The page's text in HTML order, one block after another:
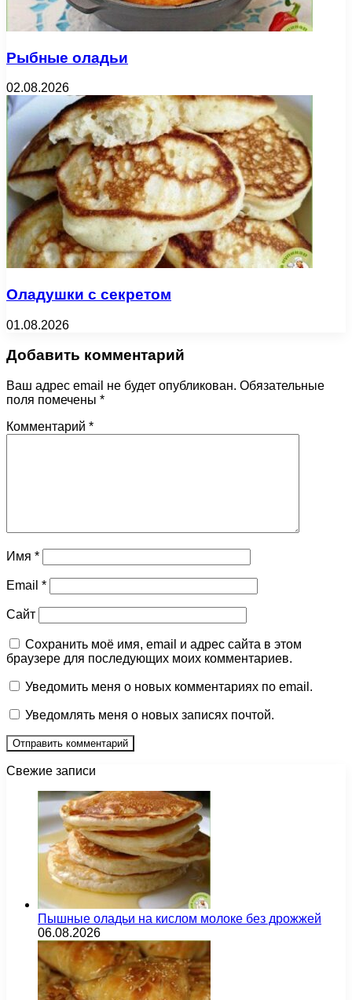
Рыбные оладьи
02.08.2026
Оладушки с секретом
01.08.2026
Добавить комментарий
Ваш адрес email не будет опубликован. Обязательные
поля помечены *
Комментарий *
Имя *
Email *
Сайт
Сохранить моё имя, email и адрес сайта в этом
браузере для последующих моих комментариев.
Уведомить меня о новых комментариях по email.
Уведомлять меня о новых записях почтой.
Свежие записи
Пышные оладьи на кислом молоке без дрожжей
06.08.2026